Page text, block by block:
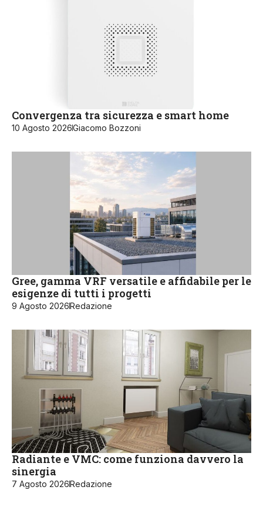
Convergenza tra sicurezza e smart home
10 Agosto 2026Giacomo Bozzoni
Gree, gamma VRF versatile e affidabile per le
esigenze di tutti i progetti
9 Agosto 2026Redazione
Radiante e VMC: come funziona davvero la
sinergia
7 Agosto 2026Redazione